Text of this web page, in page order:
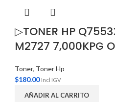
▷TONER HP
M2727 7,000KPG
Toner, Toner Hp
$180.00 Incl IGV
AÑADIR AL CARRITO